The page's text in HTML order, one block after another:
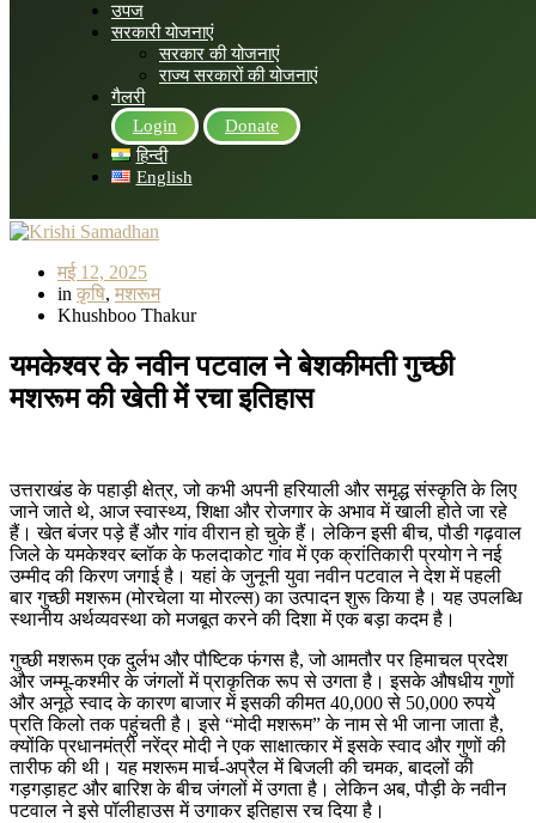
उपज
सरकारी योजनाएं
सरकार की योजनाएं
राज्य सरकारों की योजनाएं
गैलरी
Login
Donate
हिन्दी
English
मई 12, 2025
in कृषि, मशरूम
Khushboo Thakur
यमकेश्वर के नवीन पटवाल ने बेशकीमती गुच्छी
मशरूम की खेती में रचा इतिहास
उत्तराखंड के पहाड़ी क्षेत्र, जो कभी अपनी हरियाली और समृद्ध संस्कृति के लिए
जाने जाते थे, आज स्वास्थ्य, शिक्षा और रोजगार के अभाव में खाली होते जा रहे
हैं। खेत बंजर पड़े हैं और गांव वीरान हो चुके हैं। लेकिन इसी बीच, पौडी गढ़वाल
जिले के यमकेश्वर ब्लॉक के फलदाकोट गांव में एक क्रांतिकारी प्रयोग ने नई
उम्मीद की किरण जगाई है। यहां के जुनूनी युवा नवीन पटवाल ने देश में पहली
बार गुच्छी मशरूम (मोरचेला या मोरल्स) का उत्पादन शुरू किया है। यह उपलब्धि
स्थानीय अर्थव्यवस्था को मजबूत करने की दिशा में एक बड़ा कदम है।
गुच्छी मशरूम एक दुर्लभ और पौष्टिक फंगस है, जो आमतौर पर हिमाचल प्रदेश
और जम्मू-कश्मीर के जंगलों में प्राकृतिक रूप से उगता है। इसके औषधीय गुणों
और अनूठे स्वाद के कारण बाजार में इसकी कीमत 40,000 से 50,000 रुपये
प्रति किलो तक पहुंचती है। इसे “मोदी मशरूम” के नाम से भी जाना जाता है,
क्योंकि प्रधानमंत्री नरेंद्र मोदी ने एक साक्षात्कार में इसके स्वाद और गुणों की
तारीफ की थी। यह मशरूम मार्च-अप्रैल में बिजली की चमक, बादलों की
गड़गड़ाहट और बारिश के बीच जंगलों में उगता है। लेकिन अब, पौड़ी के नवीन
पटवाल ने इसे पॉलीहाउस में उगाकर इतिहास रच दिया है।